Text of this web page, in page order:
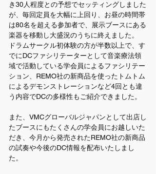
き30人程度との予想でセッティングしました
が、毎回定員を大幅に上回り、お昼の時間帯
は80名を超える参加者で、展示ブースにある
楽器を移動し大盛況のうちに終えました。
ドラムサークル初体験の方が半数以上で、す
でにDCファシリテーターとして音楽療法領
域で活動している学会員によるファシリテー
ション、REMO社の新商品を使ったトムトム
によるデモンストレーションなど4回とも違
う内容でDCの多様性もご紹介できました。
また、VMCグローバルジャパンとして出店し
たブースにもたくさんの学会員にお越しいた
だき、今月から発売されたREMO社の新商品
の試奏や今後のDC情報を配布いたしまし
た。